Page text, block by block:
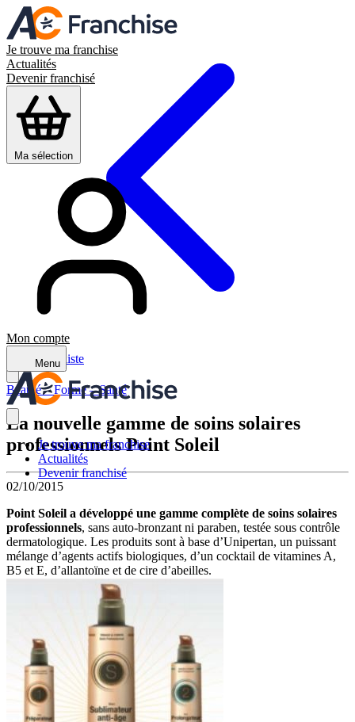
Je trouve ma franchise
Actualités
Devenir franchisé
Ma sélection
Mon compte
Menu
Je trouve ma franchise
Actualités
Devenir franchisé
Retour à la liste
Beauté – Forme – Santé
La nouvelle gamme de soins solaires
professionnels Point Soleil
02/10/2015
Point Soleil a développé une gamme complète de soins solaires
professionnels, sans auto-bronzant ni paraben, testée sous contrôle
dermatologique. Les produits sont à base d’Unipertan, un puissant
mélange d’agents actifs biologiques, d’un cocktail de vitamines A,
B5 et E, d’allantoïne et de cire d’abeilles.